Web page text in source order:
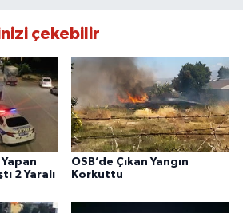
çekebilir
2 Yaralı
OSB’de Çıkan Yangın
Korkuttu